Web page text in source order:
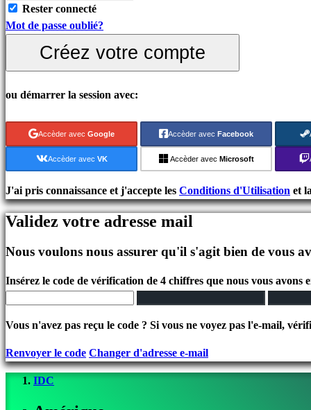
Tir
Jeux
course
Jeux
casual
indés
Jeux
de
simulation
Jeux
de
casse
Jeux
combat
Demos
Communauté
Rester connecté
Mot de passe oublié?
Créez votre compte
ou démarrer la session avec:
Accèder avec Google Accèder avec Facebook
Accèder avec VK Accèder avec Microsoft
J'ai pris connaissance et j'accepte les Conditions d'Utilisation et la
Validez votre adresse mail
Nous voulons nous assurer qu'il s'agit bien de vous
Insérez le code de vérification de 4 chiffres que nous vous avons
Vous n'avez pas reçu le code ? Si vous ne voyez pas l'e-mail,
Renvoyer le code Changer d'adresse e-mail
IDC